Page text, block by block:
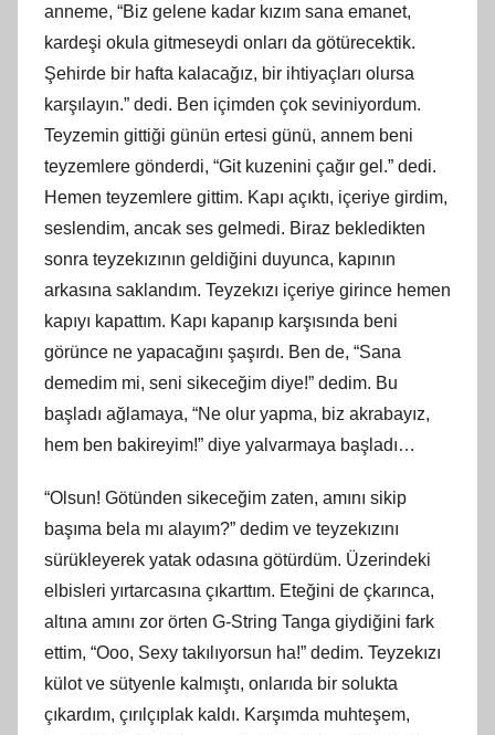
anneme, “Biz gelene kadar kızım sana emanet,
kardeşi okula gitmeseydi onları da götürecektik.
Şehirde bir hafta kalacağız, bir ihtiyaçları olursa
karşılayın.” dedi. Ben içimden çok seviniyordum.
Teyzemin gittiği günün ertesi günü, annem beni
teyzemlere gönderdi, “Git kuzenini çağır gel.” dedi.
Hemen teyzemlere gittim. Kapı açıktı, içeriye girdim,
seslendim, ancak ses gelmedi. Biraz bekledikten
sonra teyzekızının geldiğini duyunca, kapının
arkasına saklandım. Teyzekızı içeriye girince hemen
kapıyı kapattım. Kapı kapanıp karşısında beni
görünce ne yapacağını şaşırdı. Ben de, “Sana
demedim mi, seni sikeceğim diye!” dedim. Bu
başladı ağlamaya, “Ne olur yapma, biz akrabayız,
hem ben bakireyim!” diye yalvarmaya başladı…
“Olsun! Götünden sikeceğim zaten, amını sikip
başıma bela mı alayım?” dedim ve teyzekızını
sürükleyerek yatak odasına götürdüm. Üzerindeki
elbisleri yırtarcasına çıkarttım. Eteğini de çkarınca,
altına amını zor örten G-String Tanga giydiğini fark
ettim, “Ooo, Sexy takılıyorsun ha!” dedim. Teyzekızı
külot ve sütyenle kalmıştı, onlarıda bir solukta
çıkardım, çırılçıplak kaldı. Karşımda muhteşem,